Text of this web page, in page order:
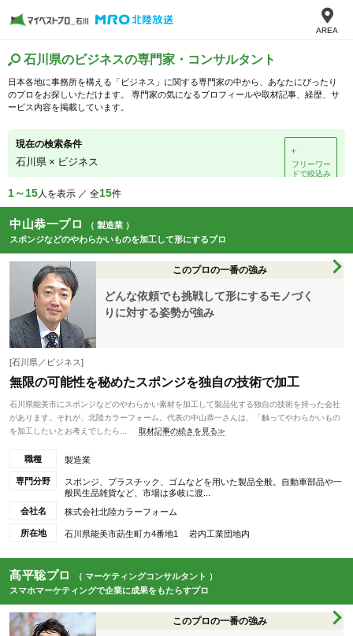
AREA
石川県のビジネスの専門家・コンサルタント
日本各地に事務所を構える「ビジネス」に関する専門家の中から、あなたにぴったり
のプロをお探しいただけます。 専門家の気になるプロフィールや取材記事、経歴、サ
ービス内容を掲載しています。
現在の検索条件
石川県 × ビジネス
＋
フリーワー
ドで絞込み
1～15人を表示 ／ 全15件
中山恭一プロ
（ 製造業 ）
スポンジなどのやわらかいものを加工して形にするプロ
このプロの一番の強み
どんな依頼でも挑戦して形にするモノづく
りに対する姿勢が強み
[石川県／ビジネス]
無限の可能性を秘めたスポンジを独自の技術で加工
石川県能美市にスポンジなどのやわらかい素材を加工して製品化する独自の技術を持った会社
があります。それが、北陸カラーフォーム。代表の中山恭一さんは、「触ってやわらかいもの
を加工したいとお考えでしたら...
取材記事の続きを見る≫
職種 製造業
専門分野
スポンジ、プラスチック、ゴムなどを用いた製品全般。自動車部品や一
般民生品雑貨など、市場は多岐に渡...
会社名
株式会社北陸カラーフォーム
所在地 石川県能美市莇生町カ4番地1 岩内工業団地内
髙平聡プロ
（ マーケティングコンサルタント ）
スマホマーケティングで企業に成果をもたらすプロ
このプロの一番の強み